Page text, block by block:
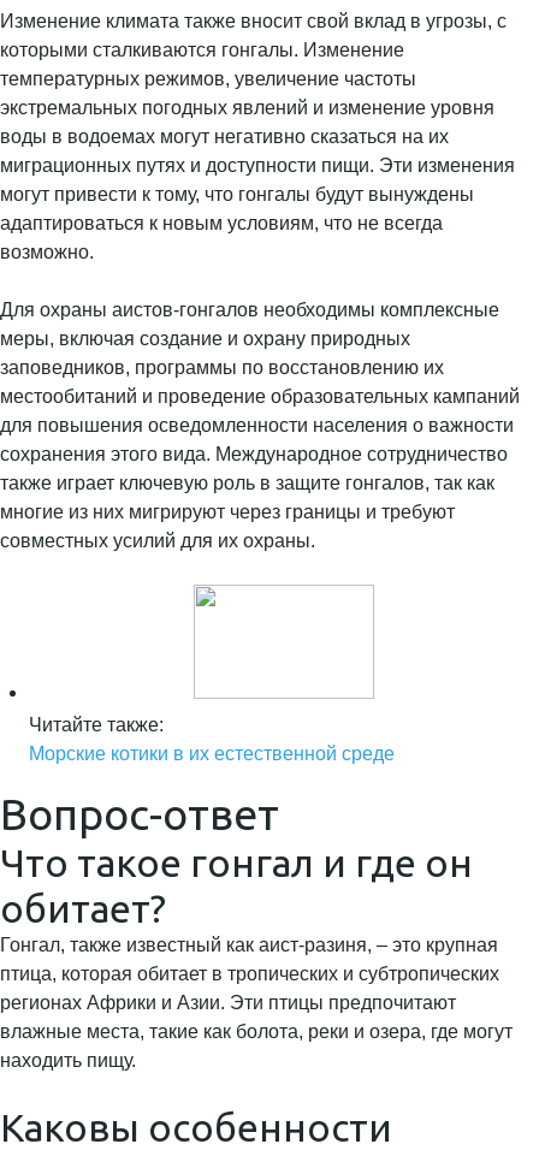
Изменение климата также вносит свой вклад в угрозы, с
которыми сталкиваются гонгалы. Изменение
температурных режимов, увеличение частоты
экстремальных погодных явлений и изменение уровня
воды в водоемах могут негативно сказаться на их
миграционных путях и доступности пищи. Эти изменения
могут привести к тому, что гонгалы будут вынуждены
адаптироваться к новым условиям, что не всегда
возможно.
Для охраны аистов-гонгалов необходимы комплексные
меры, включая создание и охрану природных
заповедников, программы по восстановлению их
местообитаний и проведение образовательных кампаний
для повышения осведомленности населения о важности
сохранения этого вида. Международное сотрудничество
также играет ключевую роль в защите гонгалов, так как
многие из них мигрируют через границы и требуют
совместных усилий для их охраны.
Читайте также:
Морские котики в их естественной среде
Вопрос-ответ
Что такое гонгал и где он
обитает?
Гонгал, также известный как аист-разиня, – это крупная
птица, которая обитает в тропических и субтропических
регионах Африки и Азии. Эти птицы предпочитают
влажные места, такие как болота, реки и озера, где могут
находить пищу.
Каковы особенности